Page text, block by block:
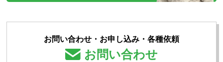
お問い合わせ・お申し込み・各種依頼
お問い合わせ